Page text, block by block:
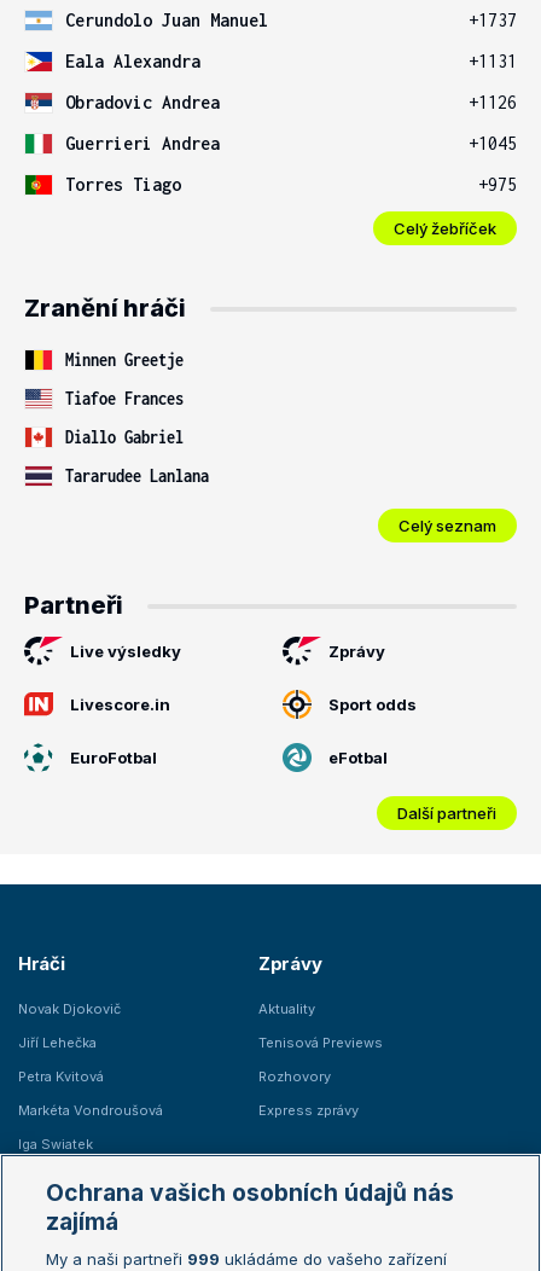
Cerundolo Juan Manuel
+1737
Eala Alexandra
+1131
Obradovic Andrea
+1126
Guerrieri Andrea
+1045
Torres Tiago
+975
Celý žebříček
Zranění hráči
Minnen Greetje
Tiafoe Frances
Diallo Gabriel
Tararudee Lanlana
Celý seznam
Partneři
Live výsledky Zprávy
Livescore.in Sport odds
EuroFotbal eFotbal
Další partneři
Hráči
Novak Djokovič
Jiří Lehečka
Petra Kvitová
Markéta Vondroušová
Iga Swiatek
Zprávy
Aktuality
Tenisová Previews
Rozhovory
Express zprávy
Žebříčky
Žebříček ATP (muži)
Australian Open
Ochrana vašich osobních údajů nás
zajímá
My a naši partneři 999 ukládáme do vašeho zařízení